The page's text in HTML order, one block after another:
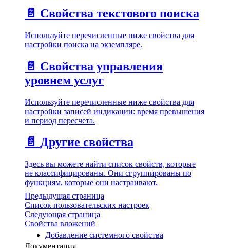
📄️ Свойства текстового поиска
Используйте перечисленные ниже свойства для
настройки поиска на экземпляре.
📄️ Свойства управления
уровнем услуг
Используйте перечисленные ниже свойства для
настройки записей индикации: время превышения
и период пересчета.
📄️ Другие свойства
Здесь вы можете найти список свойств, которые
не классифицированы. Они сгруппированы по
функциям, которые они настраивают.
Предыдущая страница
Список пользовательских настроек
Следующая страница
Свойства вложений
Добавление системного свойства